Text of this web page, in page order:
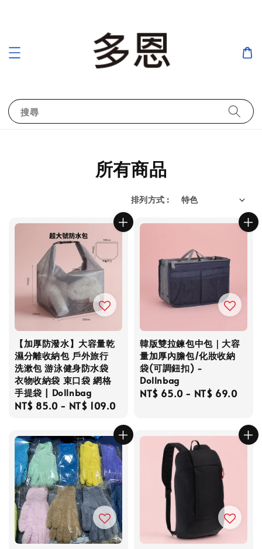
搜尋
所有商品
排列方式 :
【加厚防潑水】大容量乾
濕分離收納包 戶外旅行
洗漱包 游泳健身防水袋
衣物收納袋 束口袋 網格
手提袋 | Dollnbag
Regular
NT$ 85.0 - NT$ 109.0
韓版雙拉鍊包中包｜大容
量加厚內膽包/化妝收納
袋(可調鈕扣) -
Dollnbag
Regular
NT$ 65.0 - NT$ 69.0